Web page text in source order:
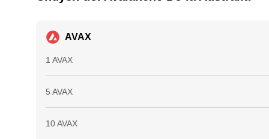
AVAX
1 AVAX
5 AVAX
10 AVAX